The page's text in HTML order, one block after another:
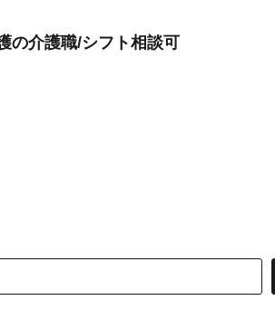
の介護職/シフト相談可